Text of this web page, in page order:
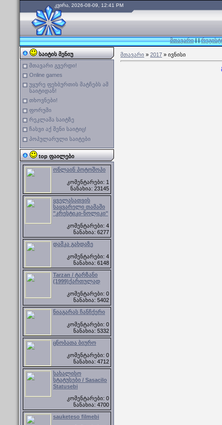
კვირა, 2026-08-09, 12:41 PM
მთავარი||
საიტის მენიუ
მთავარი გვერდი!
Online games
უყურე ფეხბურთის მატჩებს ამ
საიტიდან!
თხოვნები!
ფორუმი
რეკლამა საიტზე
ჩასვი აქ შენი საიტიც!
პოპულარული საიტები
top ფაილები
ონლაინ პოტოშოპი
კომენტარები: 1
ნანახია: 23145
ყველასათვის
საყვარელი თამაში
"კრესტიკი-ნოლიკი"
კომენტარები: 4
ნანახია: 6277
დამკა გახდაზე
კომენტარები: 4
ნანახია: 6148
Tarzan / ტარზანი
(1999)ქართულად
კომენტარები: 0
ნანახია: 5402
ნიაგარას ჩანჩქერი
კომენტარები: 0
ნანახია: 5332
ცნობათა ბიურო
კომენტარები: 0
ნანახია: 4712
სახალისო
სტატუსები / Sasacilo
Statusebi
კომენტარები: 0
ნანახია: 4700
sauketeso filmebi
მთავარი»2017 » ივნისი